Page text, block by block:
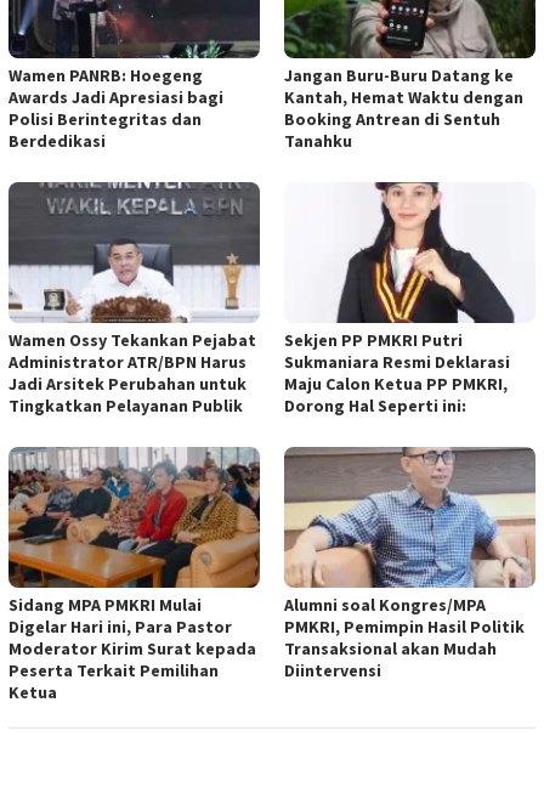
Wamen PANRB: Hoegeng
Awards Jadi Apresiasi bagi
Polisi Berintegritas dan
Berdedikasi
Jangan Buru-Buru Datang ke
Kantah, Hemat Waktu dengan
Booking Antrean di Sentuh
Tanahku
Wamen Ossy Tekankan Pejabat
Administrator ATR/BPN Harus
Jadi Arsitek Perubahan untuk
Tingkatkan Pelayanan Publik
Sekjen PP PMKRI Putri
Sukmaniara Resmi Deklarasi
Maju Calon Ketua PP PMKRI,
Dorong Hal Seperti ini:
Sidang MPA PMKRI Mulai
Digelar Hari ini, Para Pastor
Moderator Kirim Surat kepada
Peserta Terkait Pemilihan
Ketua
Alumni soal Kongres/MPA
PMKRI, Pemimpin Hasil Politik
Transaksional akan Mudah
Diintervensi